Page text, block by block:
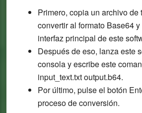
Primero, copia un archivo de
convertir al formato Base64
interfaz principal de este
Después de eso, lanza este
consola y escribe este
input_text.txt output.b64.
Por último, pulse el botón
proceso de conversión.